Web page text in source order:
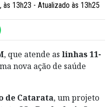
13h23 - Atualizado às 13h25
, que atende as linhas 11-
nova ação de saúde
de Catarata, um projeto